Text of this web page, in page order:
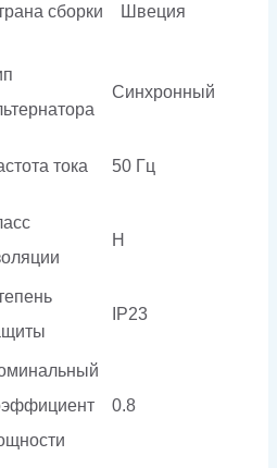
сборки Швеция
Синхронный
тока 50 Гц
H
IP23
0.8